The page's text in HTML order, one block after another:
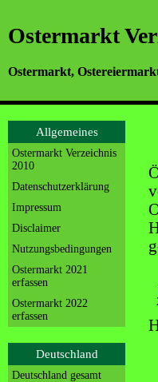
Ostermarkt
Ostermarkt,
Allgemeines
Ostermarkt Verzeichnis
2010
Datenschutzerklärung
Impressum
Disclaimer
Nutzungsbedingungen
Ostermarkt 2021
erfassen
Ostermarkt 2022
erfassen
Deutschland
Deutschland gesamt